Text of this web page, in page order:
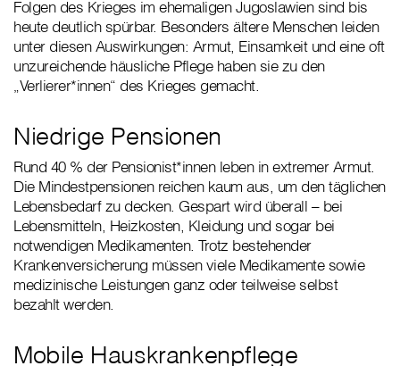
Folgen des Krieges im ehemaligen Jugoslawien sind bis
heute deutlich spürbar. Besonders ältere Menschen leiden
unter diesen Auswirkungen: Armut, Einsamkeit und eine oft
unzureichende häusliche Pflege haben sie zu den
„Verlierer*innen“ des Krieges gemacht.
Niedrige Pensionen
Rund 40 % der Pensionist*innen leben in extremer Armut.
Die Mindestpensionen reichen kaum aus, um den täglichen
Lebensbedarf zu decken. Gespart wird überall – bei
Lebensmitteln, Heizkosten, Kleidung und sogar bei
notwendigen Medikamenten. Trotz bestehender
Krankenversicherung müssen viele Medikamente sowie
medizinische Leistungen ganz oder teilweise selbst
bezahlt werden.
Mobile Hauskrankenpflege